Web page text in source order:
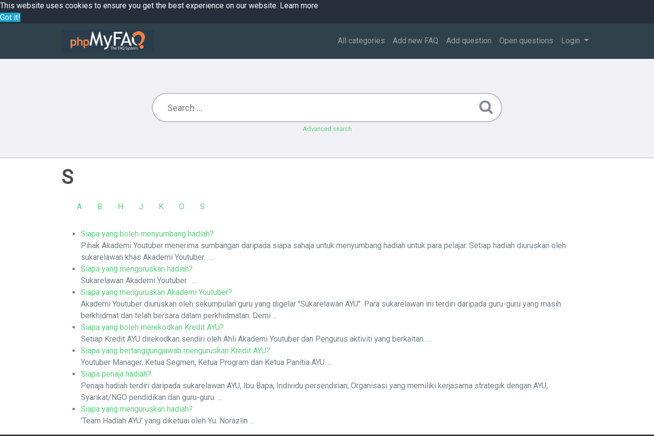
This website uses cookies to ensure you get the best experience on our website. Learn more
Got it!
All categories Add new FAQ Add question Open questions Login
Advanced search
S
A B H J K O S
Siapa yang boleh menyumbang hadiah?
Pihak Akademi Youtuber menerima sumbangan daripada siapa sahaja untuk menyumbang hadiah untuk para pelajar. Setiap hadiah diuruskan oleh
sukarelawan khas Akademi Youtuber. ...
Siapa yang menguruskan hadiah?
Sukarelawan Akademi Youtuber. ...
Siapa yang menguruskan Akademi Youtuber?
Akademi Youtuber diuruskan oleh sekumpulan guru yang digelar "Sukarelawan AYU". Para sukarelawan ini terdiri daripada guru-guru yang masih
berkhidmat dan telah bersara dalam perkhidmatan. Demi ...
Siapa yang boleh merekodkan Kredit AYU?
Setiap Kredit AYU direkodkan sendiri oleh Ahli Akademi Youtuber dan Pengurus aktiviti yang berkaitan. ...
Siapa yang bertanggungjawab menguruskan Kredit AYU?
Youtuber Manager, Ketua Segmen, Ketua Program dan Ketua Panitia AYU. ...
Siapa penaja hadiah?
Penaja hadiah terdiri daripada sukarelawan AYU, Ibu Bapa, Individu persendirian, Organisasi yang memiliki kerjasama strategik dengan AYU,
Syarikat/NGO pendidikan dan guru-guru. ...
Siapa yang menguruskan hadiah?
'Team Hadiah AYU' yang diketuai oleh Yu. Norazlin ...